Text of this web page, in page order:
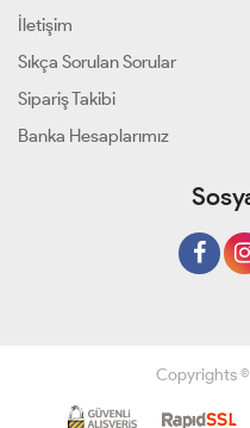
İletişim
Sıkça Sorulan Sorular
Sipariş Takibi
Banka Hesaplarımız
Copyrights